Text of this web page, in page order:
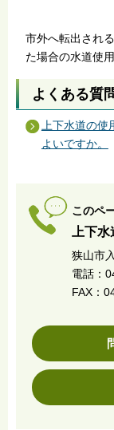
市外へ転出され
た場合の水道使
よくある質
上下水道の
よいですか。
このペ
上下
狭山市
電話：
FAX：